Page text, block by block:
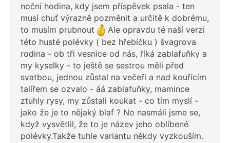
noční hodina, kdy jsem příspěvek psala - ten
musí chuť výrazně pozměnit a určitě k dobrému,
to musím prubnout
Ale opravdu té naší verzi
této husté polévky ( bez hřebíčku ) švagrova
rodina - ob tři vesnice od nás, říká zablafuňky a
my kyselky - to ještě se sestrou měli před
svatbou, jednou zůstal na večeři a nad kouřícím
talířem se ozvalo - áá zablafuňky, mamince
ztuhly rysy, my zůstali koukat - co tím myslí -
jako že je to nějaký blaf ? No nasmáli jsme se,
když vysvětlil, že to je název jeho oblíbené
polévky.Takže tuhle variantu někdy vyzkouším.